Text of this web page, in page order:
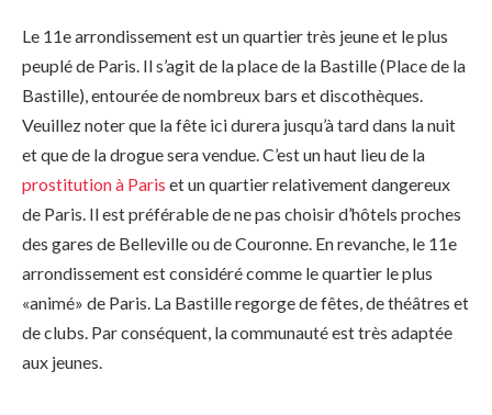
Le 11e arrondissement est un quartier très jeune et le plus
peuplé de Paris. Il s’agit de la place de la Bastille (Place de la
Bastille), entourée de nombreux bars et discothèques.
Veuillez noter que la fête ici durera jusqu’à tard dans la nuit
et que de la drogue sera vendue. C’est un haut lieu de la
prostitution à Paris et un quartier relativement dangereux
de Paris. Il est préférable de ne pas choisir d’hôtels proches
des gares de Belleville ou de Couronne. En revanche, le 11e
arrondissement est considéré comme le quartier le plus
«animé» de Paris. La Bastille regorge de fêtes, de théâtres et
de clubs. Par conséquent, la communauté est très adaptée
aux jeunes.